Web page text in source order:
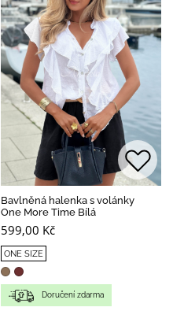
Bavlněná halenka s volánky
One More Time Bílá
599,00 Kč
ONE SIZE
Doručení zdarma